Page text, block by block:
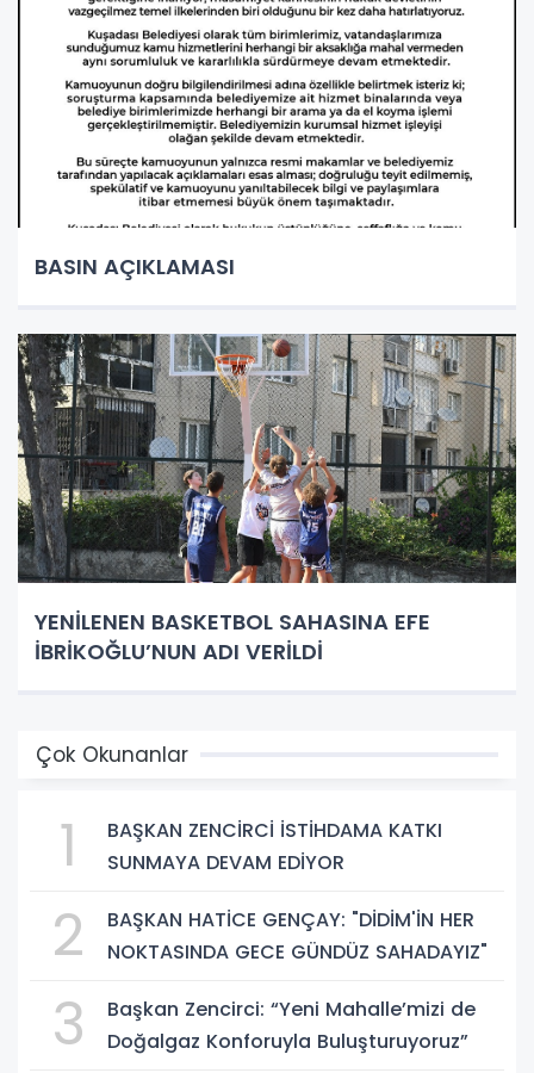
BASIN AÇIKLAMASI
YENİLENEN BASKETBOL SAHASINA EFE
İBRİKOĞLU’NUN ADI VERİLDİ
Çok Okunanlar
1
BAŞKAN ZENCİRCİ İSTİHDAMA KATKI
SUNMAYA DEVAM EDİYOR
2
BAŞKAN HATİCE GENÇAY: "DİDİM'İN HER
NOKTASINDA GECE GÜNDÜZ SAHADAYIZ"
3
Başkan Zencirci: “Yeni Mahalle’mizi de
Doğalgaz Konforuyla Buluşturuyoruz”